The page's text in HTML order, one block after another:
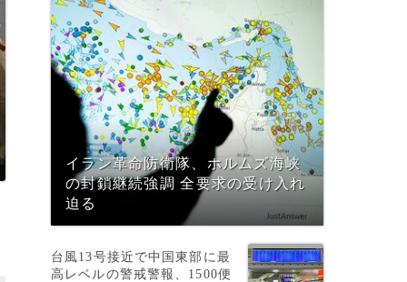
イラン革命防衛隊、ホルムズ海峡
の封鎖継続強調 全要求の受け入れ
迫る
台風13号接近で中国東部に最
高レベルの警戒警報、1500便